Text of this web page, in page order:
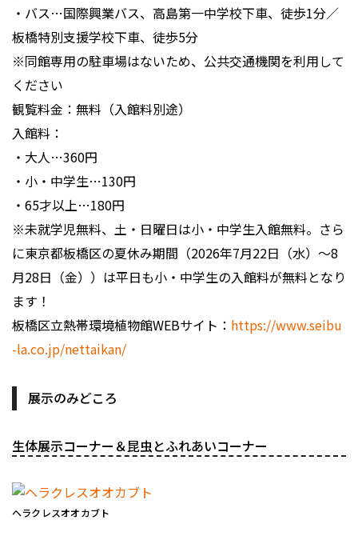
・バス…国際興業バス、高島第一中学校下車、徒歩1分／
板橋特別支援学校下車、徒歩5分
※同館専用の駐車場はないため、公共交通機関を利用して
ください
観覧料金：無料（入館料別途）
入館料：
・大人…360円
・小・中学生…130円
・65才以上…180円
※未就学児無料、土・日曜日は小・中学生入館無料。さら
に東京都板橋区の夏休み期間（2026年7月22日（水）〜8
月28日（金））は平日も小・中学生の入館料が無料となり
ます！
板橋区立熱帯環境植物館WEBサイト： https://www.seibu
-la.co.jp/nettaikan/
展示のみどころ
生体展示コーナー＆昆虫とふれあいコーナー
ヘラクレスオオカブト